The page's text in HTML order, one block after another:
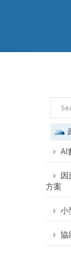
AI
因
方案
小
協